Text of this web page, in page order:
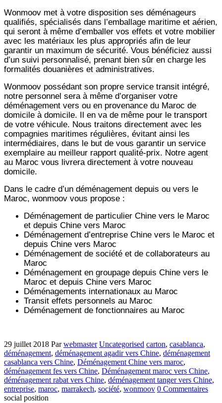
Wonmoov met à votre disposition ses déménageurs
qualifiés, spécialisés dans l’emballage maritime et aérien,
qui seront à même d’emballer vos effets et votre mobilier
avec les matériaux les plus appropriés afin de leur
garantir un maximum de sécurité. Vous bénéficiez aussi
d’un suivi personnalisé, prenant bien sûr en charge les
formalités douanières et administratives.
Wonmoov possédant son propre service transit intégré,
notre personnel sera à même d’organiser votre
déménagement vers ou en provenance du Maroc de
domicile à domicile. Il en va de même pour le transport
de votre véhicule. Nous traitons directement avec les
compagnies maritimes régulières, évitant ainsi les
intermédiaires, dans le but de vous garantir un service
exemplaire au meilleur rapport qualité-prix. Notre agent
au Maroc vous livrera directement à votre nouveau
domicile.
Dans le cadre d’un déménagement depuis ou vers le
Maroc, wonmoov vous propose :
Déménagement de particulier Chine vers le Maroc
et depuis Chine vers Maroc
Déménagement d’entreprise Chine vers le Maroc et
depuis Chine vers Maroc
Déménagement de société et de collaborateurs au
Maroc
Déménagement en groupage depuis Chine vers le
Maroc et depuis Chine vers Maroc
Déménagements internationaux au Maroc
Transit effets personnels au Maroc
Déménagement de fonctionnaires au Maroc
29 juillet 2018 Parwebmaster Uncategorised carton, casablanca,
déménagement, déménagement agadir vers Chine, déménagement
casablanca vers Chine, Déménagement Chine vers maroc,
déménagement fes vers Chine, Déménagement maroc vers Chine,
déménagement rabat vers Chine, déménagement tanger vers Chine,
entreprise, maroc, marrakech, société, wonmoov 0 Commentaires
social position